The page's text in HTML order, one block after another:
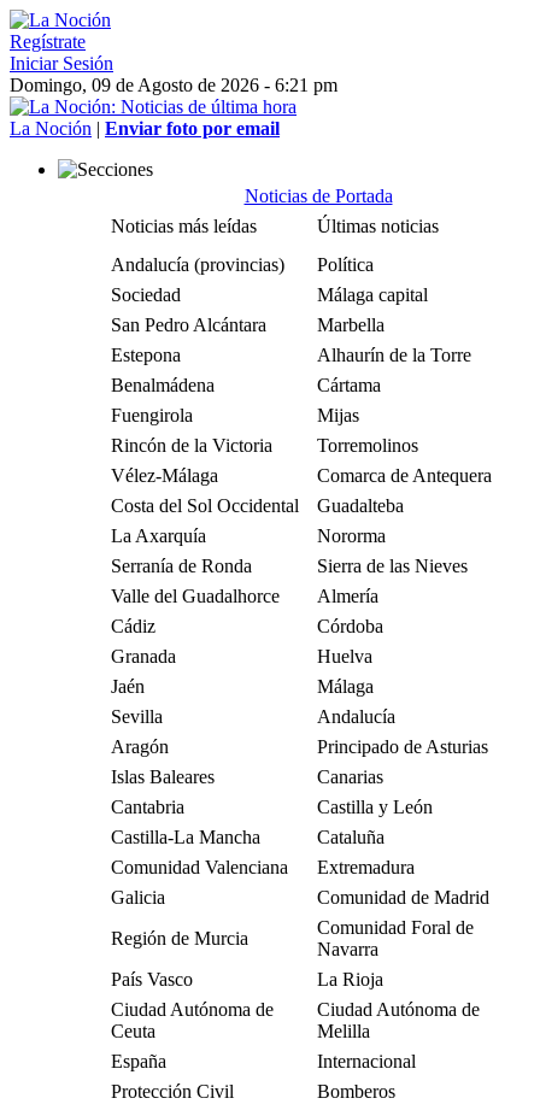
Regístrate
Iniciar Sesión
Domingo, 09 de Agosto de 2026 - 6:21 pm
La Noción | Enviar foto por email
Noticias de Portada
Noticias más leídas
Últimas noticias
Andalucía (provincias)
Política
Sociedad
Málaga capital
San Pedro Alcántara
Marbella
Estepona
Alhaurín de la Torre
Benalmádena
Cártama
Fuengirola
Mijas
Rincón de la Victoria
Torremolinos
Vélez-Málaga
Comarca de Antequera
Costa del Sol Occidental
Guadalteba
La Axarquía
Nororma
Serranía de Ronda
Sierra de las Nieves
Valle del Guadalhorce
Almería
Cádiz
Córdoba
Granada
Huelva
Jaén
Málaga
Sevilla
Andalucía
Aragón
Principado de Asturias
Islas Baleares
Canarias
Cantabria
Castilla y León
Castilla-La Mancha
Cataluña
Comunidad Valenciana
Extremadura
Galicia
Comunidad de Madrid
Región de Murcia
Comunidad Foral de
Navarra
País Vasco
La Rioja
Ciudad Autónoma de
Ceuta
Ciudad Autónoma de
Melilla
España
Internacional
Protección Civil
Bomberos